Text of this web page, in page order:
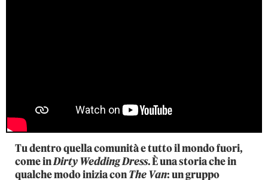
Tu dentro quella comunità e tutto il mondo fuori,
come inDirty Wedding Dress. È una storia che in
qualche modo inizia conThe Van: un gruppo